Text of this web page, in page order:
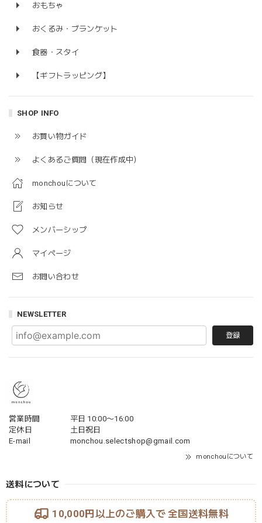
おもちゃ
おくるみ・ブランケット
食器・スタイ
【ギフトラッピング】
SHOP INFO
お買い物ガイド
よくあるご質問（現在作成中）
monchouについて
お知らせ
メンバーシップ
マイページ
お問い合わせ
NEWSLETTER
登録
営業時間
平日 10:00〜16:00
定休日
土日祝日
E-mail
monchou.selectshop@gmail.com
monchouについて
送料について
10,000円以上のご購入で 全国送料無料